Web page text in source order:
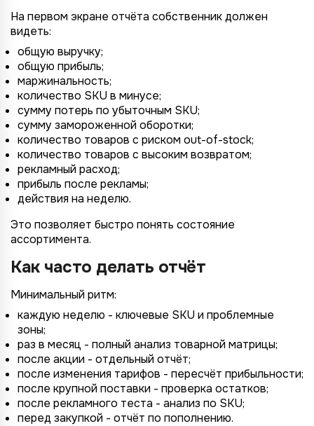
На первом экране отчёта собственник должен
видеть:
общую выручку;
общую прибыль;
маржинальность;
количество SKU в минусе;
сумму потерь по убыточным SKU;
сумму замороженной оборотки;
количество товаров с риском out-of-stock;
количество товаров с высоким возвратом;
рекламный расход;
прибыль после рекламы;
действия на неделю.
Это позволяет быстро понять состояние
ассортимента.
Как часто делать отчёт
Минимальный ритм:
каждую неделю - ключевые SKU и проблемные
зоны;
раз в месяц - полный анализ товарной матрицы;
после акции - отдельный отчёт;
после изменения тарифов - пересчёт прибыльности;
после крупной поставки - проверка остатков;
после рекламного теста - анализ по SKU;
перед закупкой - отчёт по пополнению.